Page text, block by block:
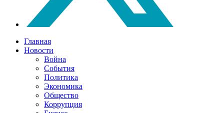
Главная
Новости
Война
События
Политика
Экономика
Общество
Коррупция